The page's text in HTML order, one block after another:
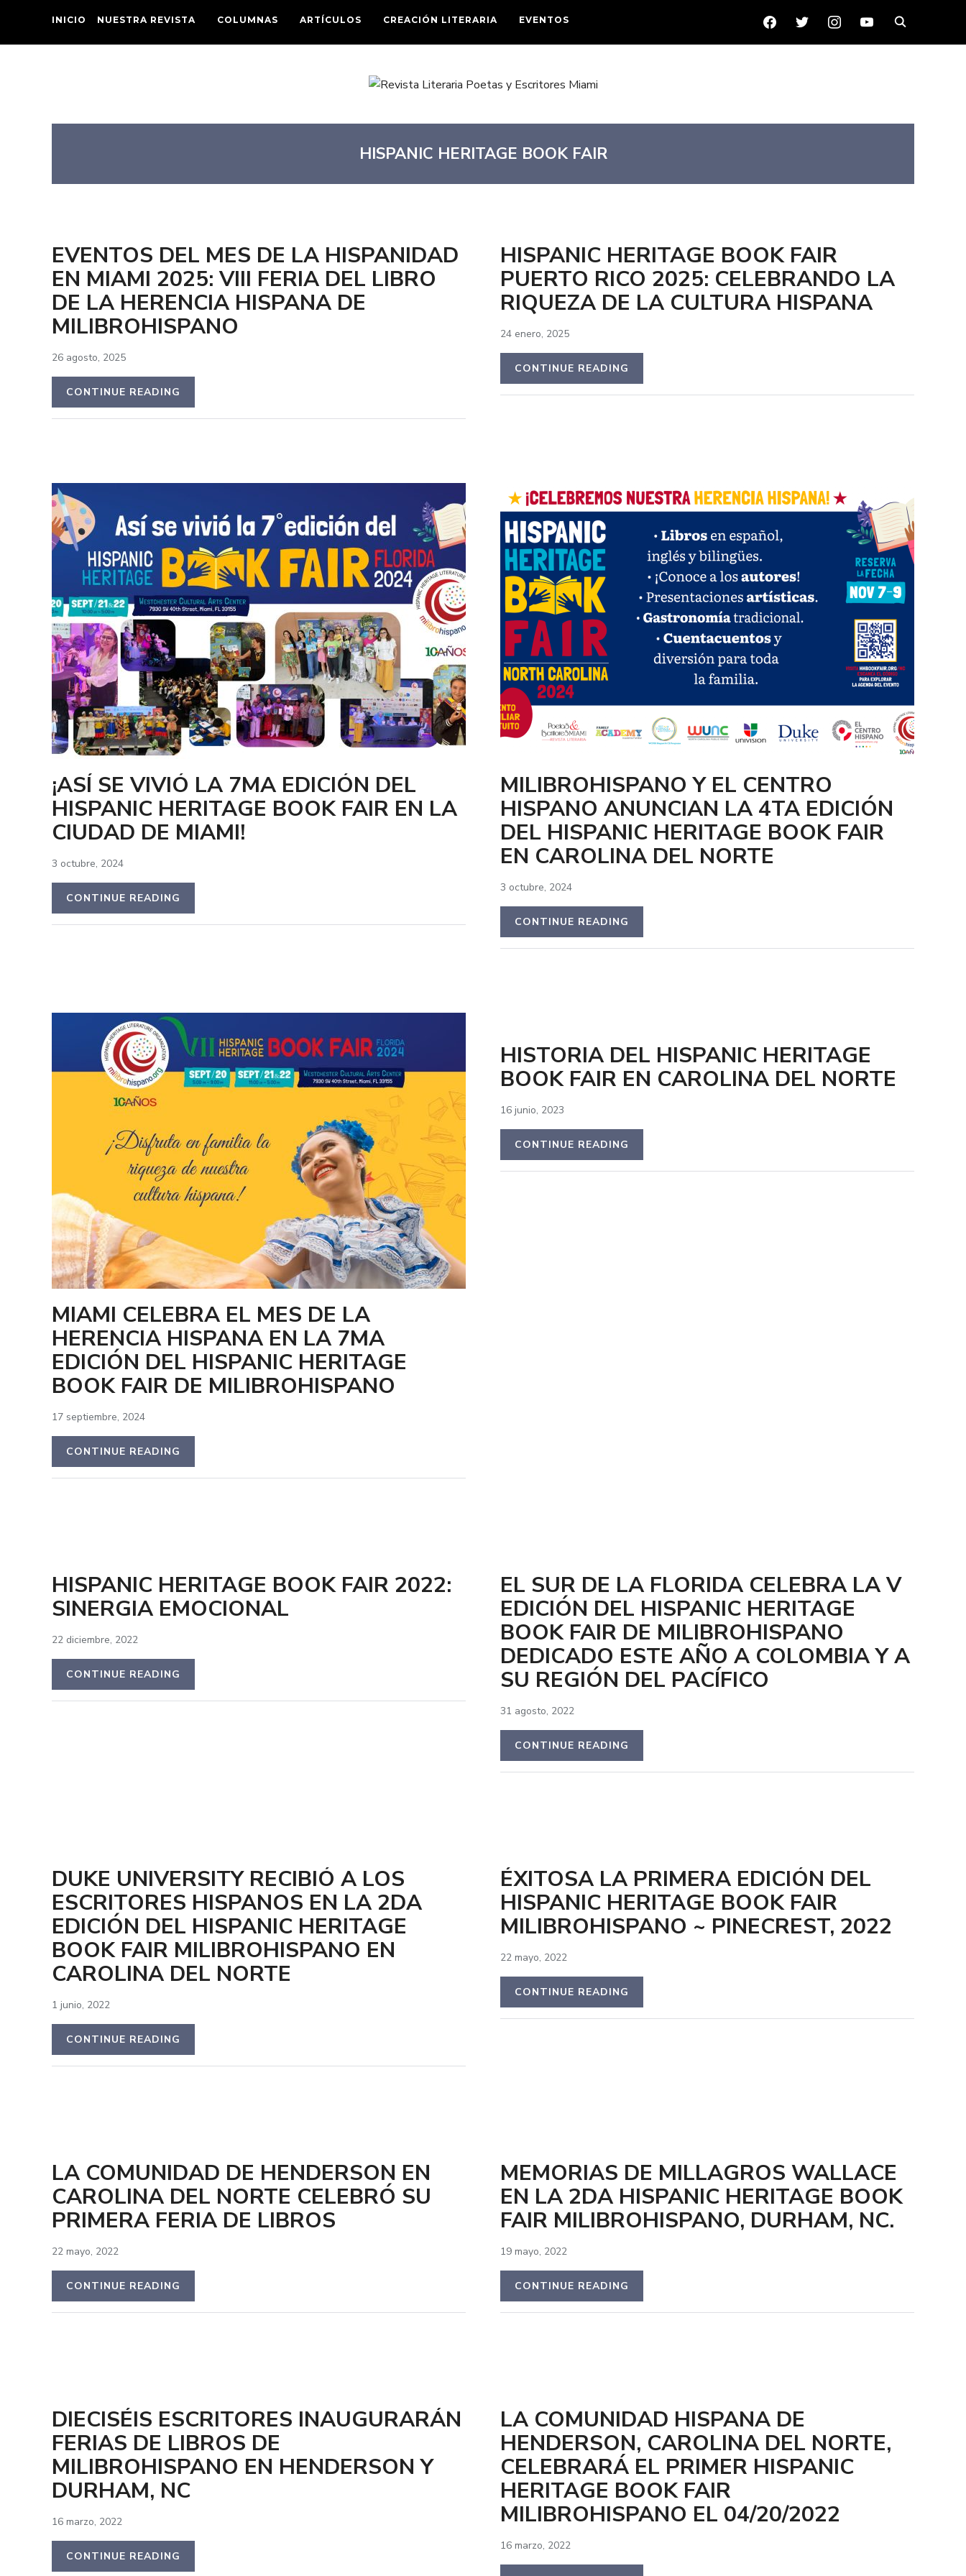
INICIO NUESTRA REVISTA COLUMNAS ARTÍCULOS CREACIÓN LITERARIA EVENTOS FACEBOOKTWITTERINSTAGRAMYOUTUBE
HISPANIC HERITAGE BOOK FAIR
EVENTOS DEL MES DE LA HISPANIDAD
EN MIAMI 2025: VIII FERIA DEL LIBRO
DE LA HERENCIA HISPANA DE
MILIBROHISPANO
26 agosto, 2025
CONTINUE READING
HISPANIC HERITAGE BOOK FAIR
PUERTO RICO 2025: CELEBRANDO LA
RIQUEZA DE LA CULTURA HISPANA
24 enero, 2025
CONTINUE READING
¡ASÍ SE VIVIÓ LA 7MA EDICIÓN DEL
HISPANIC HERITAGE BOOK FAIR EN LA
CIUDAD DE MIAMI!
3 octubre, 2024
CONTINUE READING
MILIBROHISPANO Y EL CENTRO
HISPANO ANUNCIAN LA 4TA EDICIÓN
DEL HISPANIC HERITAGE BOOK FAIR
EN CAROLINA DEL NORTE
3 octubre, 2024
CONTINUE READING
MIAMI CELEBRA EL MES DE LA
HERENCIA HISPANA EN LA 7MA
EDICIÓN DEL HISPANIC HERITAGE
BOOK FAIR DE MILIBROHISPANO
17 septiembre, 2024
CONTINUE READING
HISTORIA DEL HISPANIC HERITAGE
BOOK FAIR EN CAROLINA DEL NORTE
16 junio, 2023
CONTINUE READING
HISPANIC HERITAGE BOOK FAIR 2022:
SINERGIA EMOCIONAL
22 diciembre, 2022
CONTINUE READING
EL SUR DE LA FLORIDA CELEBRA LA V
EDICIÓN DEL HISPANIC HERITAGE
BOOK FAIR DE MILIBROHISPANO
DEDICADO ESTE AÑO A COLOMBIA Y A
SU REGIÓN DEL PACÍFICO
31 agosto, 2022
CONTINUE READING
DUKE UNIVERSITY RECIBIÓ A LOS
ESCRITORES HISPANOS EN LA 2DA
EDICIÓN DEL HISPANIC HERITAGE
BOOK FAIR MILIBROHISPANO EN
CAROLINA DEL NORTE
1 junio, 2022
CONTINUE READING
ÉXITOSA LA PRIMERA EDICIÓN DEL
HISPANIC HERITAGE BOOK FAIR
MILIBROHISPANO ~ PINECREST, 2022
22 mayo, 2022
CONTINUE READING
LA COMUNIDAD DE HENDERSON EN
CAROLINA DEL NORTE CELEBRÓ SU
PRIMERA FERIA DE LIBROS
22 mayo, 2022
CONTINUE READING
MEMORIAS DE MILLAGROS WALLACE
EN LA 2DA HISPANIC HERITAGE BOOK
FAIR MILIBROHISPANO, DURHAM, NC.
19 mayo, 2022
CONTINUE READING
DIECISÉIS ESCRITORES INAUGURARÁN
FERIAS DE LIBROS DE
MILIBROHISPANO EN HENDERSON Y
DURHAM, NC
16 marzo, 2022
CONTINUE READING
LA COMUNIDAD HISPANA DE
HENDERSON, CAROLINA DEL NORTE,
CELEBRARÁ EL PRIMER HISPANIC
HERITAGE BOOK FAIR
MILIBROHISPANO EL 04/20/2022
16 marzo, 2022